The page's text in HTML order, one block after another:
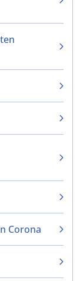
Corona